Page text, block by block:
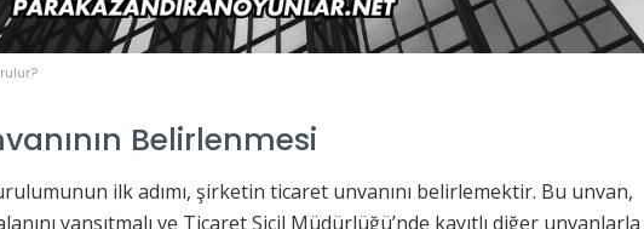
Belirlenmesi
ilk adımı, şirketin ticaret unvanını belirlemektir. Bu unvan,
yansıtmalı ve Ticaret Sicil Müdürlüğü’nde kayıtlı diğer unvanlarla